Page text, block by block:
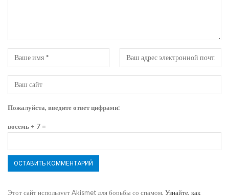
Пожалуйста, введите ответ цифрами:
восемь + 7 =
Этот сайт использует Akismet для борьбы со спамом. Узнайте, как